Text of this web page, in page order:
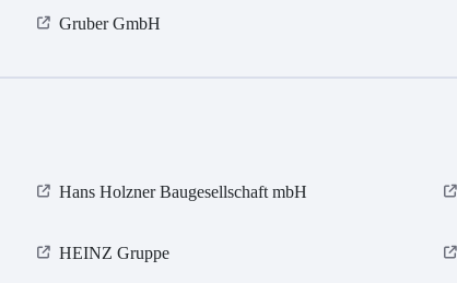
Gruber GmbH
Hans Holzner Baugesellschaft mbH
HEINZ Gruppe